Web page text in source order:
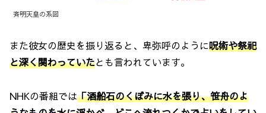
斉明天皇の系図
また彼女の歴史を振り返ると、卑弥呼のように呪術や祭祀
と深く関わっていたとも言われています。
NHKの番組では「酒船石のくぼみに水を張り、笹舟のよ